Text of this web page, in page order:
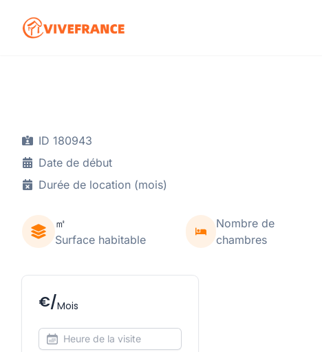
ID 180943
Date de début
Durée de location (mois)
㎡
Surface habitable
Nombre de
chambres
€/Mois